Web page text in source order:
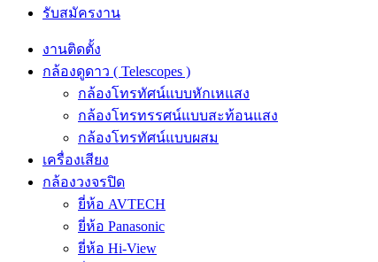
รับสมัครงาน
งานติดตั้ง
กล้องดูดาว ( Telescopes )
กล้องโทรทัศน์แบบหักเหแสง
กล้องโทรทรรศน์แบบสะท้อนแสง
กล้องโทรทัศน์แบบผสม
เครื่องเสียง
กล้องวงจรปิด
ยี่ห้อ AVTECH
ยี่ห้อ Panasonic
ยี่ห้อ Hi-View